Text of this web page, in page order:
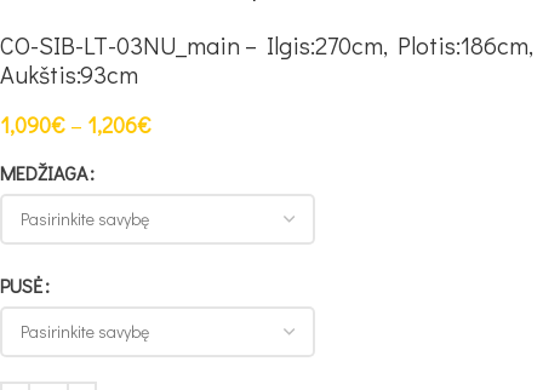
CO-SIB-LT-03NU_main – Ilgis:270cm, Plotis:186cm,
Aukštis:93cm
1,090€ – 1,206€
MEDŽIAGA
PUSĖ